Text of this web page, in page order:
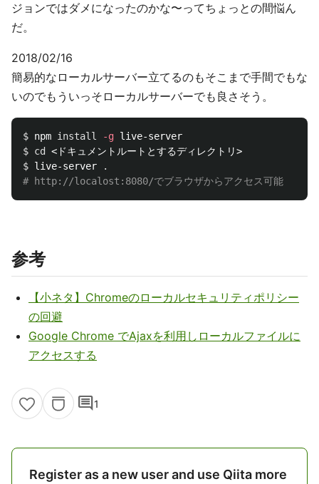
ジョンではダメになったのかな〜ってちょっとの間悩ん
だ。
2018/02/16
簡易的なローカルサーバー立てるのもそこまで手間でもな
いのでもういっそローカルサーバーでも良さそう。
$ npm install -g
$ cd
$ live-server
.
# http://localost:8080/でブラウザからアクセス可能
参考
【小ネタ】Chromeのローカルセキュリティポリシー
の回避
Google Chrome でAjaxを利用しローカルファイルに
アクセスする
comment1
Register as a new user and use Qiita more